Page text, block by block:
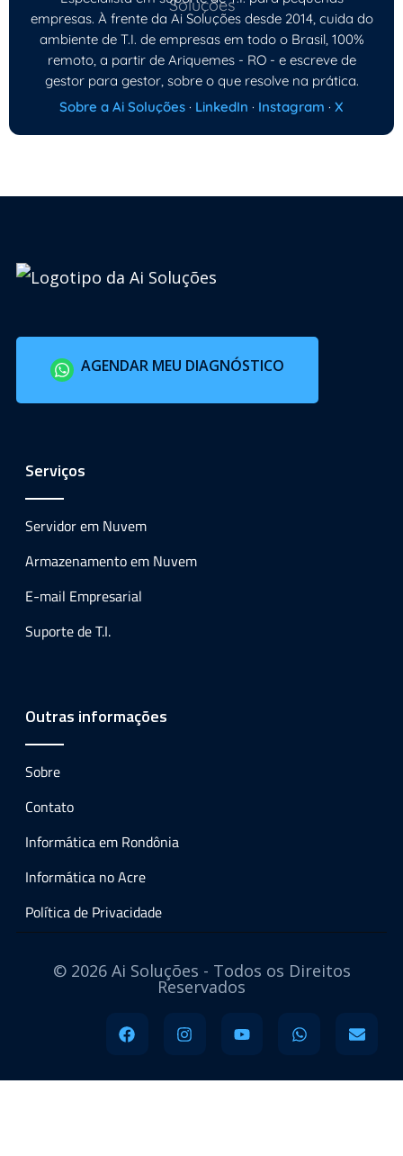
empresas. À frente da Ai Soluções desde 2014, cuida do
ambiente de T.I. de empresas em todo o Brasil, 100%
remoto, a partir de Ariquemes - RO - e escreve de
gestor para gestor, sobre o que resolve na prática.
Sobre a Ai Soluções · LinkedIn · Instagram · X
AGENDAR MEU DIAGNÓSTICO
Serviços
Servidor em Nuvem
Armazenamento em Nuvem
E-mail Empresarial
Suporte de T.I.
Outras informações
Sobre
Contato
Informática em Rondônia
Informática no Acre
Política de Privacidade
© 2026 Ai Soluções - Todos os Direitos
Reservados